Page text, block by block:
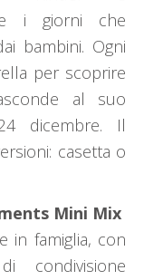
i giorni che
bambini. Ogni
per scoprire
al suo
dicembre. Il
casetta o
Mini Mix
in famiglia, con
condivisione